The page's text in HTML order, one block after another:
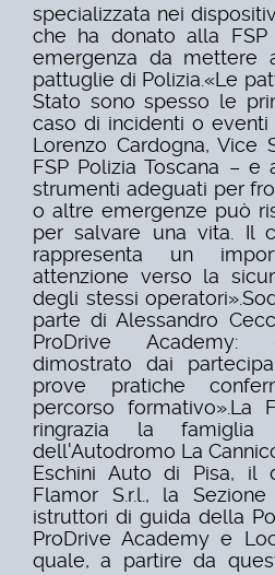
specializzata nei
che ha donato alla
emergenza da mettere
pattuglie di Polizia.«Le
Stato sono spesso le
caso di incidenti o eventi
Lorenzo Cardogna, Vice
FSP Polizia Toscana – e
strumenti adeguati per
o altre emergenze può
per salvare una vita. Il
rappresenta un
attenzione verso la
degli stessi operatori».
parte di Alessandro
ProDrive Academy:
dimostrato dai
prove pratiche
percorso formativo».La
ringrazia la famiglia
dell'Autodromo La
Eschini Auto di Pisa, il
Flamor S.r.l., la
istruttori di guida della
ProDrive Academy e
quale, a partire da